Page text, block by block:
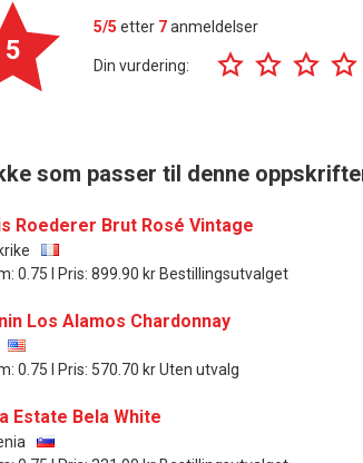
5
5/5 etter 7anmeldelser
Din vurdering:
som passer til denne
Roederer Brut Rosé Vintage
0.75 l Pris: 899.90 kr Bestillingsutvalget
Los Alamos Chardonnay
0.75 l Pris: 570.70 kr Uten utvalg
Estate Bela White